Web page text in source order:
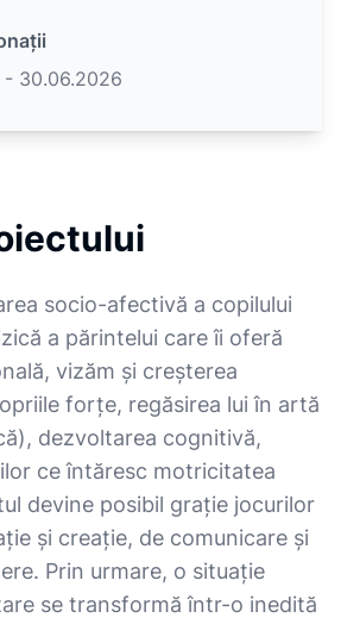
- 30.06.2026
socio-afectivă a copilului
a părintelui care îi oferă
vizăm și creșterea
forțe, regăsirea lui în artă
dezvoltarea cognitivă,
ce întăresc motricitatea
devine posibil grație jocurilor
și creație, de comunicare și
Prin urmare, o situație
se transformă într-o inedită